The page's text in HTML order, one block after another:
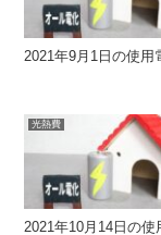
2021年9月1日の使用
光熱費
2021年10月14日の使